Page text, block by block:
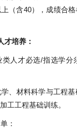
（含40），成绩合
才培养：
类人才必选/指选学分
、材料科学与工程
工工程基础训练。
：